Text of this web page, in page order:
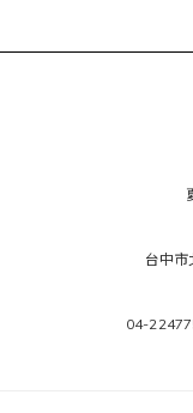
台中
04-